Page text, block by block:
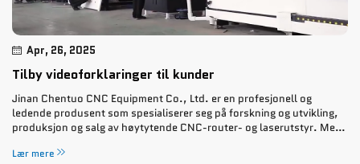
Apr, 26, 2025
Tilby videoforklaringer til kunder
Jinan Chentuo CNC Equipment Co., Ltd. er en profesjonell og
ledende produsent som spesialiserer seg på forskning og utvikling,
produksjon og salg av høytytende CNC-router- og laserutstyr. Med
Lær mere